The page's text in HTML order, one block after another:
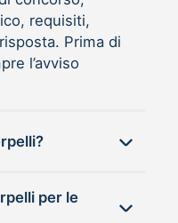
requisiti,
Prima di
l’avviso
per le